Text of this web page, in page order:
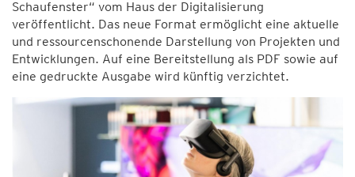
Schaufenster“ vom Haus der Digitalisierung
veröffentlicht. Das neue Format ermöglicht eine aktuelle
und ressourcenschonende Darstellung von Projekten und
Entwicklungen. Auf eine Bereitstellung als PDF sowie auf
eine gedruckte Ausgabe wird künftig verzichtet.